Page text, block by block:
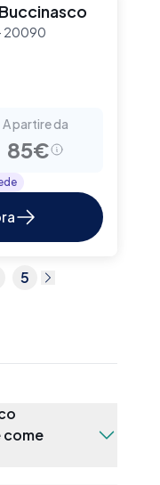
20090
A partire da
85€
5
come